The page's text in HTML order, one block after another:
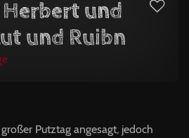
und
und Ruibn
Putztag angesagt, jedoch